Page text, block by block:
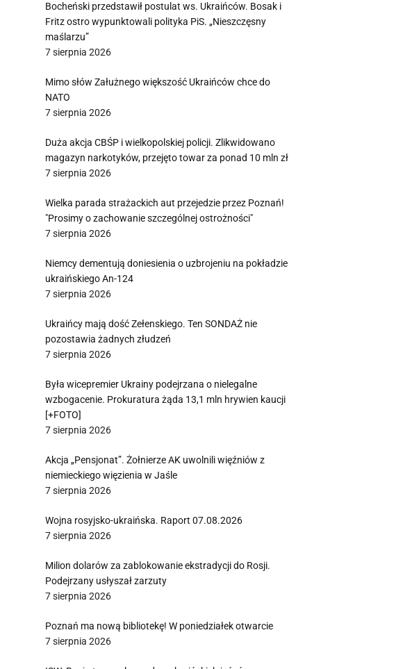
Bocheński przedstawił postulat ws. Ukraińców. Bosak i
Fritz ostro wypunktowali polityka PiS. „Nieszczęsny
maślarzu”
7 sierpnia 2026
Mimo słów Załużnego większość Ukraińców chce do
NATO
7 sierpnia 2026
Duża akcja CBŚP i wielkopolskiej policji. Zlikwidowano
magazyn narkotyków, przejęto towar za ponad 10 mln zł
7 sierpnia 2026
Wielka parada strażackich aut przejedzie przez Poznań!
"Prosimy o zachowanie szczególnej ostrożności"
7 sierpnia 2026
Niemcy dementują doniesienia o uzbrojeniu na pokładzie
ukraińskiego An-124
7 sierpnia 2026
Ukraińcy mają dość Zełenskiego. Ten SONDAŻ nie
pozostawia żadnych złudzeń
7 sierpnia 2026
Była wicepremier Ukrainy podejrzana o nielegalne
wzbogacenie. Prokuratura żąda 13,1 mln hrywien kaucji
[+FOTO]
7 sierpnia 2026
Akcja „Pensjonat”. Żołnierze AK uwolnili więźniów z
niemieckiego więzienia w Jaśle
7 sierpnia 2026
Wojna rosyjsko-ukraińska. Raport 07.08.2026
7 sierpnia 2026
Milion dolarów za zablokowanie ekstradycji do Rosji.
Podejrzany usłyszał zarzuty
7 sierpnia 2026
Poznań ma nową bibliotekę! W poniedziałek otwarcie
7 sierpnia 2026